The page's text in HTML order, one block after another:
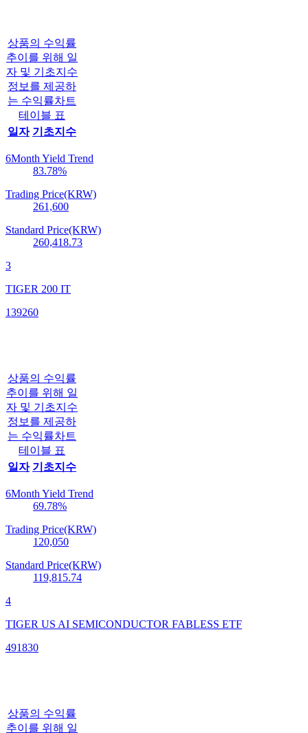
상품의 수익률
추이를 위해 일
자 및 기초지수
정보를 제공하
는 수익률차트
테이블 표
일자 기초지수
6Month Yield Trend
83.78%
Trading Price(KRW)
261,600
Standard Price(KRW)
260,418.73
3
TIGER 200 IT
139260
상품의 수익률
추이를 위해 일
자 및 기초지수
정보를 제공하
는 수익률차트
테이블 표
일자 기초지수
6Month Yield Trend
69.78%
Trading Price(KRW)
120,050
Standard Price(KRW)
119,815.74
4
TIGER US AI SEMICONDUCTOR FABLESS ETF
491830
상품의 수익률
추이를 위해 일